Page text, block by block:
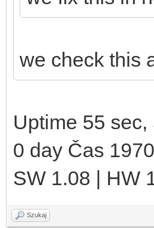
we check this
Uptime 55
0 day Čas
SW 1.08 | HW
Szukaj